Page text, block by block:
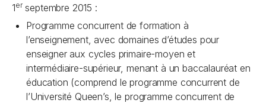
1erseptembre 2015 :
Programme concurrent de formation à
l’enseignement, avec domaines d’études pour
enseigner aux cycles primaire-moyen et
intermédiaire-supérieur, menant à un baccalauréat en
éducation (comprend le programme concurrent de
l’Université Queen’s, le programme concurrent de